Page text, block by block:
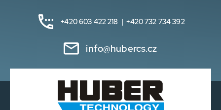
+420 603 422 218 | +420 732 734 392
info@hubercs.cz